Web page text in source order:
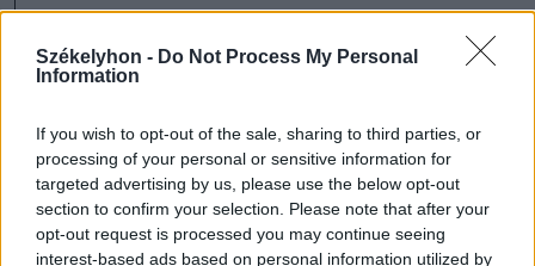
Székelyhon - Do Not Process My Personal
Information
If you wish to opt-out of the sale, sharing to third parties, or
processing of your personal or sensitive information for
targeted advertising by us, please use the below opt-out
section to confirm your selection. Please note that after your
opt-out request is processed you may continue seeing
interest-based ads based on personal information utilized by
dolgozunk egy crowfunding (közösségi
összehozásán, de ez időt igényel, mert
bonyolult és többféle vonzata van. Azt is
elindítjuk valamikor, hátha össze tudunk
gyűjteni a fesztivál jövő évi kiadására